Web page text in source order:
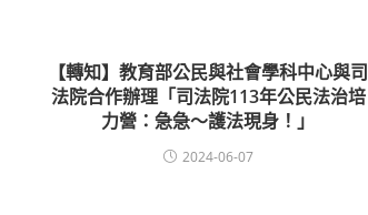
【轉知】教育部公民與社會學科中心與司
法院合作辦理「司法院113年公民法治培
力營：急急～護法現身！」
2024-06-07